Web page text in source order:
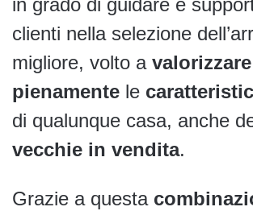
in grado di guidare e
clienti nella selezione
migliore, volto a valorizzare
pienamente le
di qualunque casa, anche
vecchie in vendita.
Grazie a questa